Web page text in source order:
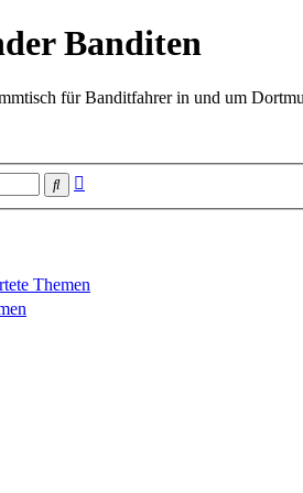
Banditen
für Banditfahrer in und um
Suche
Themen